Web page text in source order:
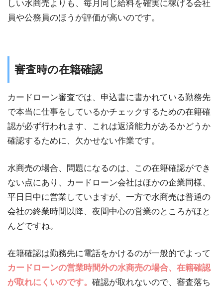
しい水商売よりも、毎月同じ給料を確実に稼げる会社
員や公務員のほうが評価が高いのです。
審査時の在籍確認
カードローン審査では、申込書に書かれている勤務先
で本当に仕事をしているかチェックするための在籍確
認が必ず行われます、これは返済能力があるかどうか
確認するために、欠かせない作業です。
水商売の場合、問題になるのは、この在籍確認ができ
ない点にあり、カードローン会社はほかの企業同様、
平日日中に営業していますが、一方で水商売は普通の
会社の終業時間以降、夜間中心の営業のところがほと
んどですね。
在籍確認は勤務先に電話をかけるのが一般的でよって
カードローンの営業時間外の水商売の場合、在籍確認
が取れにくいのです。 確認が取れないので、審査落ち